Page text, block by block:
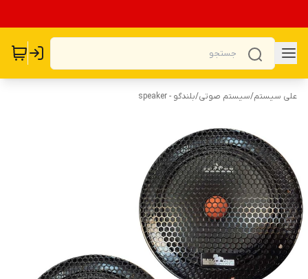
علی سیستم/سیستم صوتی/بلندگو - speaker